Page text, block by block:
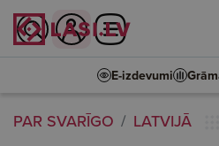
E-izdevumi
PAR SVARĪGO LATVIJĀ